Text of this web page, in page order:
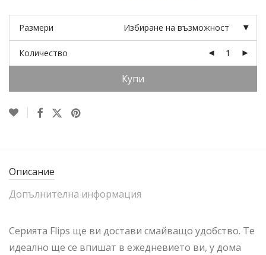
Размери Избиране на възможност
Количество
Купи
Описание
Допълнителна информация
Серията Flips ще ви достави смайващо удобство. Те
идеално ще се впишат в ежедневието ви, у дома